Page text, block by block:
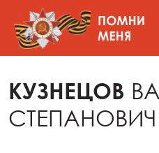
КУЗНЕЦОВ
СТЕПАНОВИЧ